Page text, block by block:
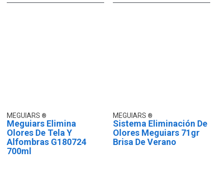
MEGUIARS
Meguiars Elimina
Olores De Tela Y
Alfombras G180724
700ml
MEGUIARS
Sistema Eliminación De
Olores Meguiars 71gr
Brisa De Verano